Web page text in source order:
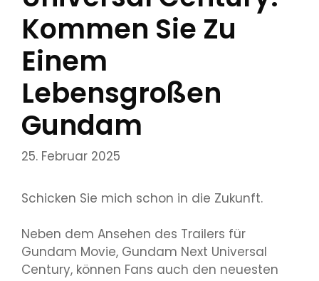
Kommen Sie Zu
Einem
Lebensgroßen
Gundam
25. Februar 2025
Schicken Sie mich schon in die Zukunft.
Neben dem Ansehen des Trailers für
Gundam Movie, Gundam Next Universal
Century, können Fans auch den neuesten